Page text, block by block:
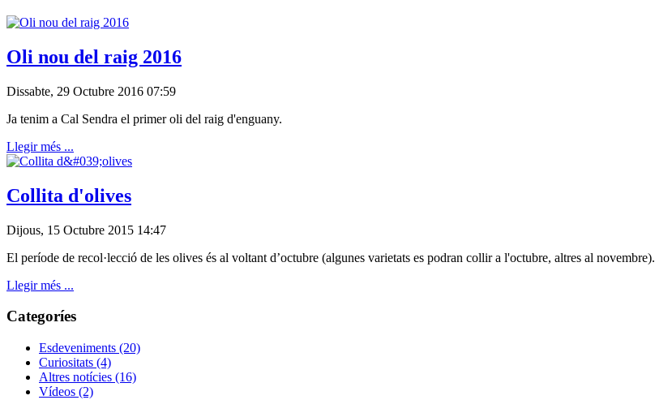
Oli nou del raig 2016
Dissabte, 29 Octubre 2016 07:59
Ja tenim a Cal Sendra el primer oli del raig d'enguany.
Llegir més ...
Collita d'olives
Dijous, 15 Octubre 2015 14:47
El període de recol·lecció de les olives és al voltant d’octubre (algunes varietats es podran collir a l'octubre, altres al novembre).
Llegir més ...
Categoríes
Esdeveniments (20)
Curiositats (4)
Altres notícies (16)
Vídeos (2)